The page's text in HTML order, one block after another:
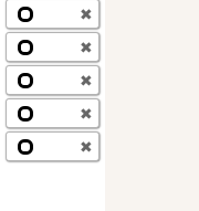
✖
✖
✖
✖
✖